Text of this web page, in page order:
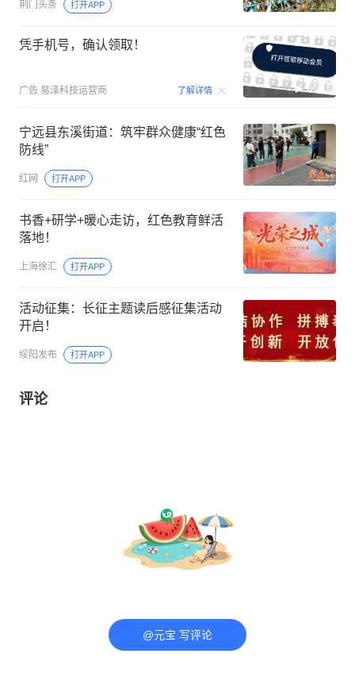
荆门头条 打开APP
凭手机号，确认领取！
广告 易泽科技运营商 了解详情 00:15
宁远县东溪街道：筑牢群众健康“红色
防线”
红网 打开APP
书香+研学+暖心走访，红色教育鲜活
落地！
上海徐汇 打开APP
活动征集：长征主题读后感征集活动
开启！
绥阳发布 打开APP
评论
@元宝 写评论